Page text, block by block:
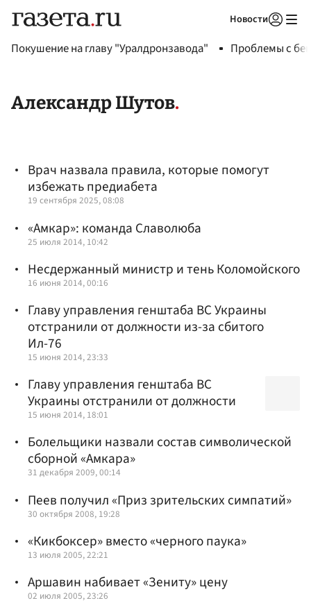
Новости
Покушение на главу "Уралдронзавода" Проблемы с
Александр Шутов
Врач назвала правила, которые помогут
избежать предиабета
19 сентября 2025, 08:08
«Амкар»: команда Славолюба
25 июля 2014, 10:42
Несдержанный министр и тень Коломойского
16 июня 2014, 00:16
Главу управления генштаба ВС Украины
отстранили от должности из-за сбитого
Ил-76
15 июня 2014, 23:33
Главу управления генштаба ВС
Украины отстранили от должности
15 июня 2014, 18:01
Болельщики назвали состав символической
сборной «Амкара»
31 декабря 2009, 00:14
Пеев получил «Приз зрительских симпатий»
30 октября 2008, 19:28
«Кикбоксер» вместо «черного паука»
13 июля 2005, 22:21
Аршавин набивает «Зениту» цену
02 июля 2005, 23:26